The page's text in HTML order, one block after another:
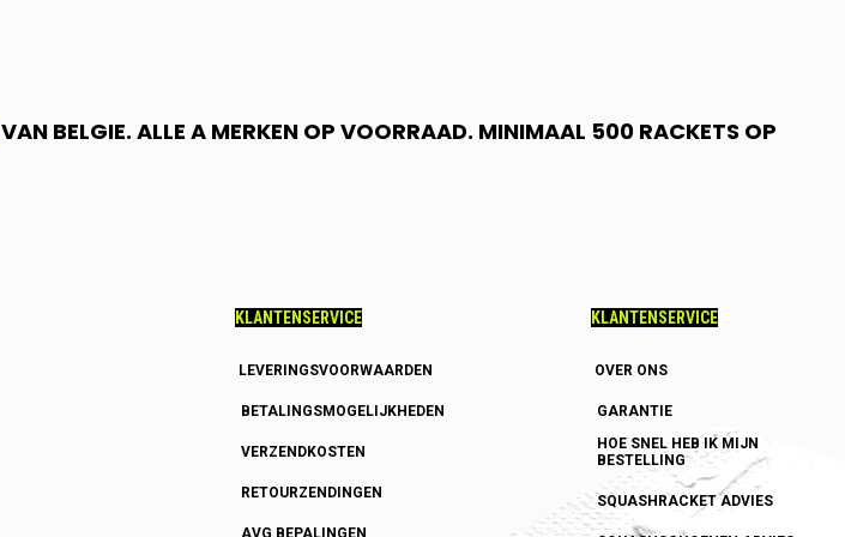
VAN BELGIE. ALLE A MERKEN OP VOORRAAD. MINIMAAL 500 RACKETS OP
KLANTENSERVICE
LEVERINGSVOORWAARDEN
BETALINGSMOGELIJKHEDEN
VERZENDKOSTEN
RETOURZENDINGEN
AVG BEPALINGEN
KLANTENSERVICE
OVER ONS
GARANTIE
HOE SNEL HEB IK MIJN
BESTELLING
SQUASHRACKET ADVIES